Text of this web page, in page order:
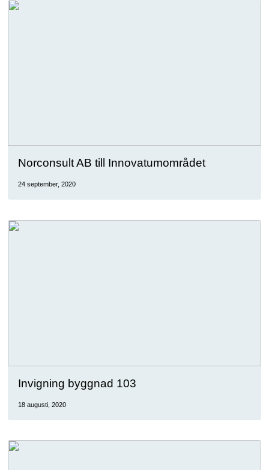
Norconsult AB till Innovatumområdet
24 september, 2020
Invigning byggnad 103
18 augusti, 2020